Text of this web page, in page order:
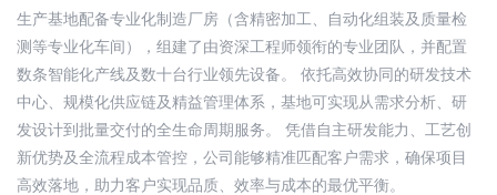
生产基地配备专业化制造厂房（含精密加工、自动化组装及质量检
测等专业化车间），组建了由资深工程师领衔的专业团队，并配置
数条智能化产线及数十台行业领先设备。 依托高效协同的研发技术
中心、规模化供应链及精益管理体系，基地可实现从需求分析、研
发设计到批量交付的全生命周期服务。 凭借自主研发能力、工艺创
新优势及全流程成本管控，公司能够精准匹配客户需求，确保项目
高效落地，助力客户实现品质、效率与成本的最优平衡。